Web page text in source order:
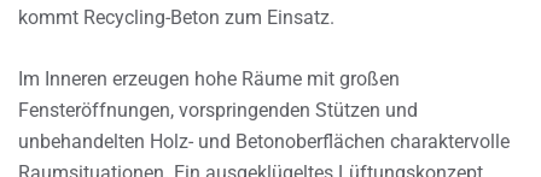
kommt Recycling-Beton zum Einsatz.
Im Inneren erzeugen hohe Räume mit großen
Fensteröffnungen, vorspringenden Stützen und
unbehandelten Holz- und Betonoberflächen charaktervolle
Raumsituationen. Ein ausgeklügeltes Lüftungskonzept